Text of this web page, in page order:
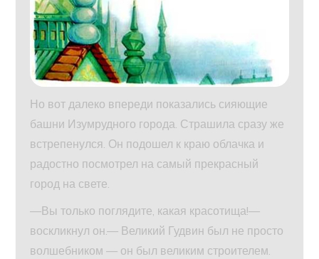
Но вот далеко впереди показались сияющие
башни Изумрудного города. Страшила сразу же
встрепенулся. Он подошел к краю облачка и
радостно посмотрел на самый прекрасный
город на свете.
—Вы только поглядите, какая красотища!—
воскликнул он.— Великий Гудвин был не просто
волшебником — он был великим строителем.